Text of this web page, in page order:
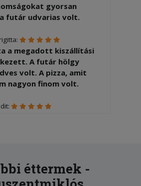
gyorsan
futár udvarias volt.
a megadott kiszállítási
A futár hölgy
volt. A pizza, amit
nagyon finom volt.
éttermek -